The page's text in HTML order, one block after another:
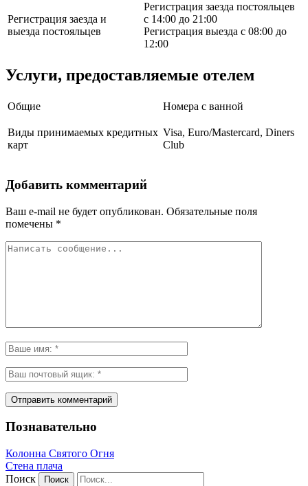
Регистрация заезда и
выезда постояльцев
Регистрация заезда постояльцев
с 14:00 до 21:00
Регистрация выезда с 08:00 до
12:00
Услуги, предоставляемые отелем
Общие Номера с ванной
Виды принимаемых кредитных
карт
Visa, Euro/Mastercard, Diners
Club
Добавить комментарий
Ваш e-mail не будет опубликован. Обязательные поля
помечены *
Познавательно
Колонна Святого Огня
Стена плача
Поиск